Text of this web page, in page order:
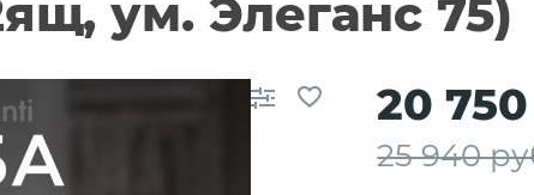
ум. Элеганс 75)
20
25 940